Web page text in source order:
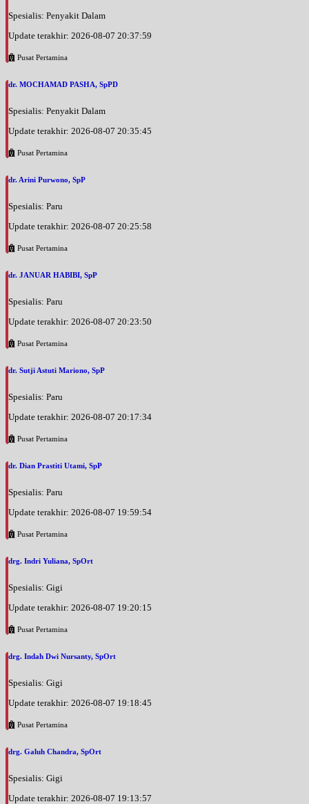
Jam 14:00 - 15:00
Jam 09:00 - 11:00
Jam 13:00 - 15:00
BPJS
Jumat, 04/09/2026
EKSEKUTIF
Spesialis: Penyakit Dalam
Update terakhir: 2026-08-07 20:37:59
Pusat Pertamina
dr. MOCHAMAD PASHA, SpPD
Spesialis: Penyakit Dalam
Update terakhir: 2026-08-07 20:35:45
Pusat Pertamina
dr. Arini Purwono, SpP
Spesialis: Paru
Update terakhir: 2026-08-07 20:25:58
Pusat Pertamina
dr. JANUAR HABIBI, SpP
Spesialis: Paru
Update terakhir: 2026-08-07 20:23:50
Pusat Pertamina
dr. Sutji Astuti Mariono, SpP
Spesialis: Paru
Update terakhir: 2026-08-07 20:17:34
Pusat Pertamina
dr. Dian Prastiti Utami, SpP
Spesialis: Paru
Update terakhir: 2026-08-07 19:59:54
Pusat Pertamina
drg. Indri Yuliana, SpOrt
Spesialis: Gigi
Update terakhir: 2026-08-07 19:20:15
Pusat Pertamina
drg. Indah Dwi Nursanty, SpOrt
Spesialis: Gigi
Update terakhir: 2026-08-07 19:18:45
Pusat Pertamina
drg. Galuh Chandra, SpOrt
Spesialis: Gigi
Update terakhir: 2026-08-07 19:13:57